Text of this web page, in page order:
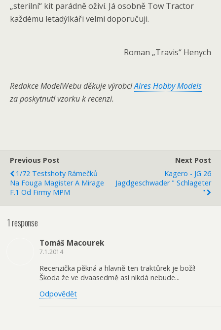
„sterilní“ kit parádně oživí. Já osobně Tow Tractor
každému letadýlkáři velmi doporučuji.
Roman „Travis“ Henych
Redakce ModelWebu děkuje výrobciAires Hobby Models
za poskytnutí vzorku k recenzi.
Previous Post
1/72 Testshoty Rámečků
Na Fouga Magister A Mirage
F.1 Od Firmy MPM
Next Post
Kagero - JG 26
Jagdgeschwader " Schlageter
"
1 response
Tomáš Macourek
7.1.2014
Recenzička pěkná a hlavně ten traktůrek je boží!
Škoda že ve dvaasedmě asi nikdá nebude...
Odpovědět